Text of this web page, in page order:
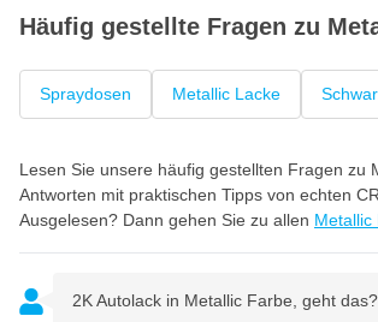
Häufig gestellte Fragen zu
Spraydosen Metallic Lacke
Lesen Sie unsere häufig gestellten Fragen zu
Antworten mit praktischen Tipps von echten
Ausgelesen? Dann gehen Sie zu allen Metallic
2K Autolack in Metallic Farbe, geht das?